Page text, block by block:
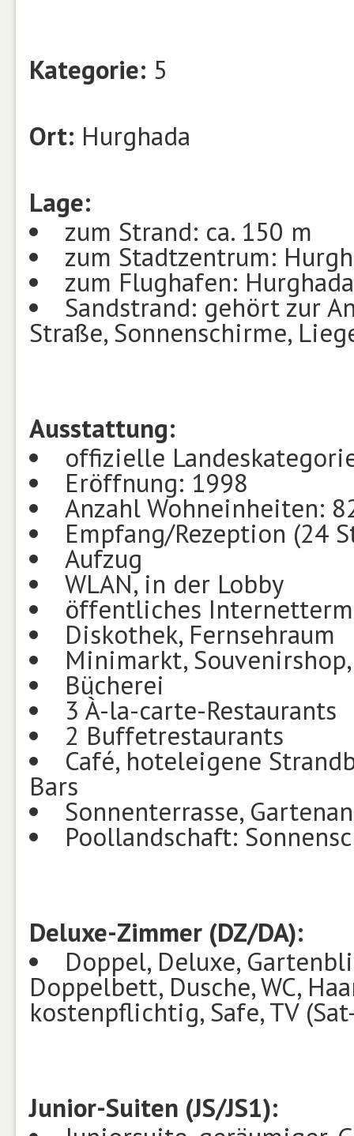
Kategorie: 5
Ort: Hurghada
Lage:
zum Strand: ca. 150 m
zum Stadtzentrum:
zum Flughafen:
Sandstrand: gehört zur
Straße, Sonnenschirme,
Ausstattung:
offizielle
Eröffnung: 1998
Anzahl Wohneinheiten:
Empfang/Rezeption (24
Aufzug
WLAN, in der Lobby
öffentliches
Diskothek, Fernsehraum
Minimarkt,
Bücherei
3 À-la-carte-Restaurants
2 Buffetrestaurants
Café, hoteleigene
Bars
Sonnenterrasse,
Poollandschaft:
Deluxe-Zimmer (DZ/DA):
Doppel, Deluxe,
Doppelbett, Dusche, WC,
kostenpflichtig, Safe, TV
Junior-Suiten (JS/JS1):